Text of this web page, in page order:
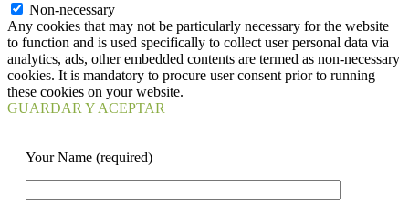
Non-necessary
Any cookies that may not be particularly necessary for the website
to function and is used specifically to collect user personal data via
analytics, ads, other embedded contents are termed as non-necessary
cookies. It is mandatory to procure user consent prior to running
these cookies on your website.
GUARDAR Y ACEPTAR
Your Name (required)